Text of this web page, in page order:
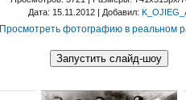
Дата: 15.11.2012 | Добавил:
Просмотреть фотографию в реальном